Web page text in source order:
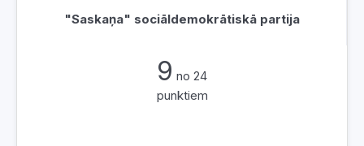
"Saskaņa" sociāldemokrātiskā partija
9 no 24
punktiem